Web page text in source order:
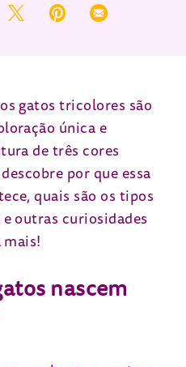
(opens in new window)
Twitter (opens in new window)
Pinterest (opens in new
Email (opens in
gatos tricolores são
única e
de três cores
por que essa
quais são os tipos
outras curiosidades
mais!
nascem